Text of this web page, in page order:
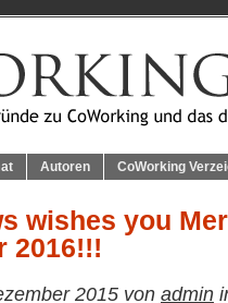
Autoren CoWorking
wishes you
2016!!!
2015 von admin